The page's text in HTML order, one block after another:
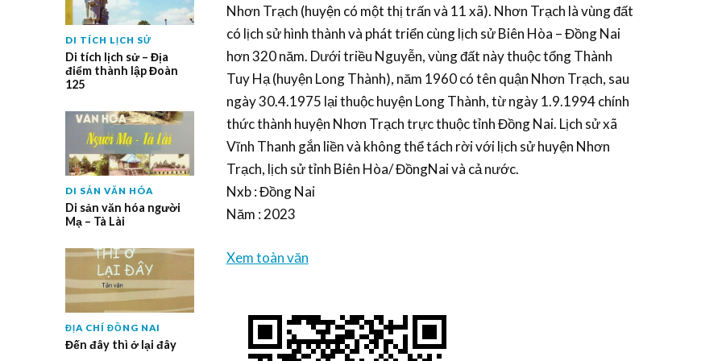
DI TÍCH LỊCH SỬ
Di tích lịch sử – Địa
điểm thành lập Đoàn
125
DI SẢN VĂN HÓA
Di sản văn hóa người
Mạ – Tà Lài
ĐỊA CHÍ ĐỒNG NAI
Đến đây thì ở lại đây
Nhơn Trạch (huyện có một thị trấn và 11 xã). Nhơn Trạch là vùng đất
có lịch sử hình thành và phát triển cùng lịch sử Biên Hòa – Đồng Nai
hơn 320 năm. Dưới triều Nguyễn, vùng đất này thuộc tổng Thành
Tuy Hạ (huyện Long Thành), năm 1960 có tên quận Nhơn Trạch, sau
ngày 30.4.1975 lại thuộc huyện Long Thành, từ ngày 1.9.1994 chính
thức thành huyện Nhơn Trạch trực thuộc tỉnh Đồng Nai. Lịch sử xã
Vĩnh Thanh gắn liền và không thể tách rời với lịch sử huyện Nhơn
Trạch, lịch sử tỉnh Biên Hòa/ ĐồngNai và cả nước.
Nxb : Đồng Nai
Năm : 2023
Xem toàn văn